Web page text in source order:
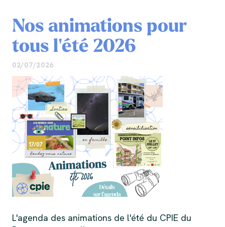
Nos animations pour
tous l'été 2026
02/07/2026
L'agenda des animations de l'été du CPIE du